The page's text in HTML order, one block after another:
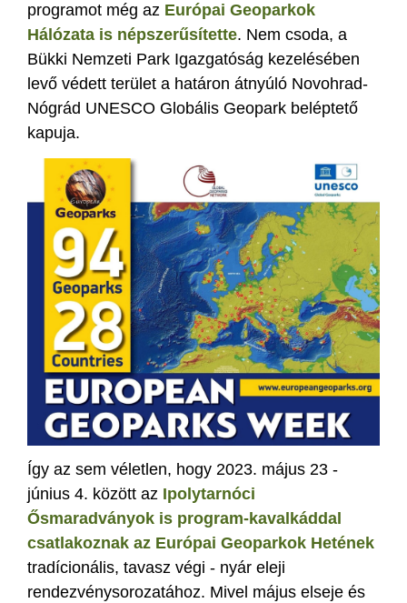
programot még az Európai Geoparkok
Hálózata is népszerűsítette. Nem csoda, a
Bükki Nemzeti Park Igazgatóság kezelésében
levő védett terület a határon átnyúló Novohrad-
Nógrád UNESCO Globális Geopark beléptető
kapuja.
Így az sem véletlen, hogy 2023. május 23 -
június 4. között az Ipolytarnóci
Ősmaradványok is program-kavalkáddal
csatlakoznak az Európai Geoparkok Hetének
tradícionális, tavasz végi - nyár eleji
rendezvénysorozatához. Mivel május elseje és